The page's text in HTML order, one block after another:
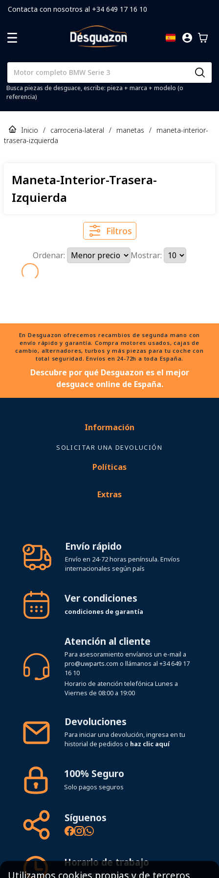
Contacta con nosotros al +34 649 17 16 10
Busca piezas de desguace, escribe: pieza + marca + modelo (o
referencia)
Inicio / carroceria-lateral / manetas / maneta-interior-
trasera-izquierda
Maneta-Interior-Trasera-
Izquierda
Filtros
Ordenar: Mostrar:
En Desguazon ofrecemos recambios de segunda mano con
envío rápido y garantía. Compra motores usados, cajas de
cambio, alternadores, turbos y más piezas para tu coche con
total seguridad. Envíos en 24-72h a toda España.
Descubre por qué Desguazon es el mejor
desguace online de España.
Información
SOLICITAR UNA DEVOLUCIÓN
Políticas
Extras
Envío rápido
Envío en 24-72 horas península. Envíos
internacionales según país
Ver condiciones
condiciones de garantía
Atención al cliente
Para asesoramiento envíanos un e-mail a
pro@uwparts.com o llámanos al +34 649 17
16 10
Horario de atención telefónica Lunes a
Viernes de 08:00 a 19:00
Devoluciones
Para iniciar una devolución, ingresa en tu
historial de pedidos o haz clic aquí
100% Seguro
Solo pagos seguros
Síguenos
Horario de trabajo
8:00 - 19:00h Lunes - Viernes
Utilizamos cookies propias y de terceros